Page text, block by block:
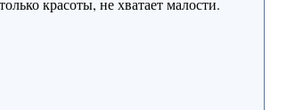
красоты, не хватает малости.